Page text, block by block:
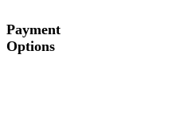
Payment
Options